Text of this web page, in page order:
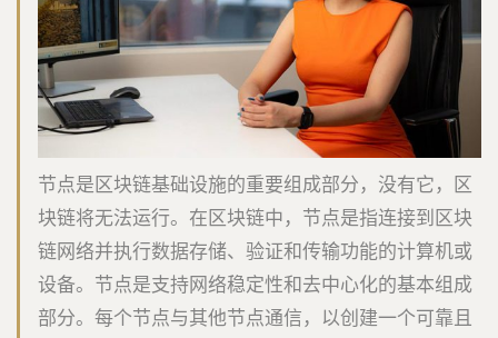
节点是区块链基础设施的重要组成部分，没有它，区
块链将无法运行。在区块链中，节点是指连接到区块
链网络并执行数据存储、验证和传输功能的计算机或
设备。节点是支持网络稳定性和去中心化的基本组成
部分。每个节点与其他节点通信，以创建一个可靠且